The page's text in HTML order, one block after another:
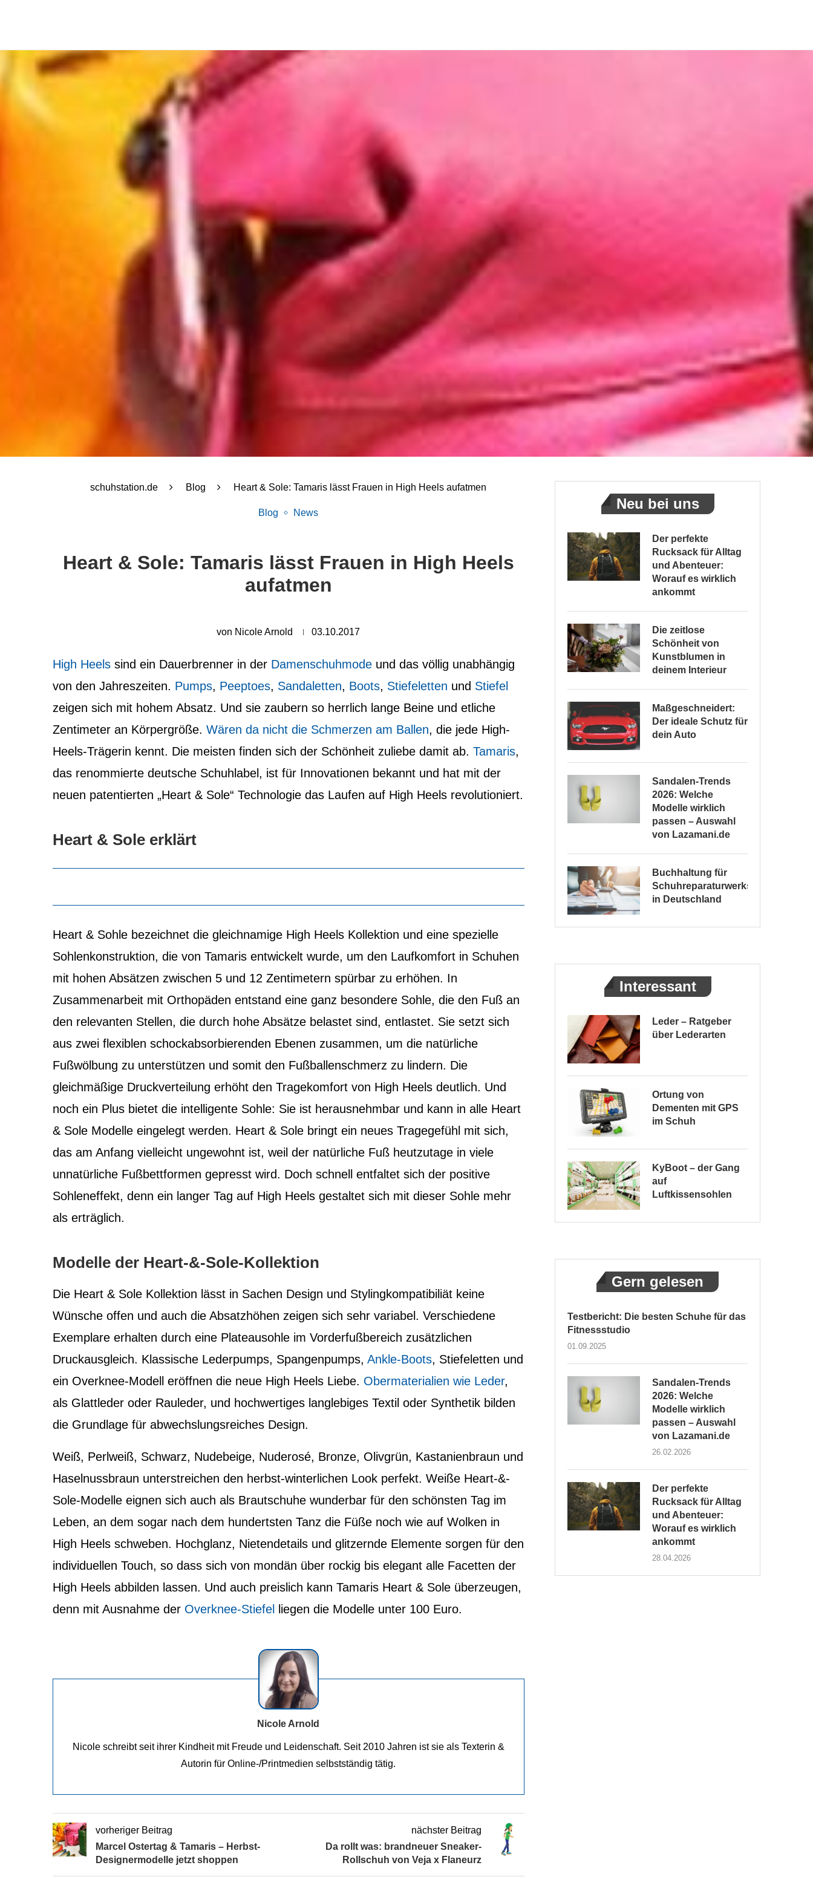
schuhstation.de Blog Heart & Sole: Tamaris lässt Frauen in High Heels aufatmen
Blog News
Heart & Sole: Tamaris lässt Frauen in High Heels
aufatmen
von Nicole Arnold 03.10.2017
High Heels sind ein Dauerbrenner in der Damenschuhmode und das völlig unabhängig
von den Jahreszeiten. Pumps, Peeptoes, Sandaletten, Boots, Stiefeletten und Stiefel
zeigen sich mit hohem Absatz. Und sie zaubern so herrlich lange Beine und etliche
Zentimeter an Körpergröße. Wären da nicht die Schmerzen am Ballen, die jede High-
Heels-Trägerin kennt. Die meisten finden sich der Schönheit zuliebe damit ab. Tamaris,
das renommierte deutsche Schuhlabel, ist für Innovationen bekannt und hat mit der
neuen patentierten „Heart & Sole“ Technologie das Laufen auf High Heels revolutioniert.
Heart & Sole erklärt
Heart & Sohle bezeichnet die gleichnamige High Heels Kollektion und eine spezielle
Sohlenkonstruktion, die von Tamaris entwickelt wurde, um den Laufkomfort in Schuhen
mit hohen Absätzen zwischen 5 und 12 Zentimetern spürbar zu erhöhen. In
Zusammenarbeit mit Orthopäden entstand eine ganz besondere Sohle, die den Fuß an
den relevanten Stellen, die durch hohe Absätze belastet sind, entlastet. Sie setzt sich
aus zwei flexiblen schockabsorbierenden Ebenen zusammen, um die natürliche
Fußwölbung zu unterstützen und somit den Fußballenschmerz zu lindern. Die
gleichmäßige Druckverteilung erhöht den Tragekomfort von High Heels deutlich. Und
noch ein Plus bietet die intelligente Sohle: Sie ist herausnehmbar und kann in alle Heart
& Sole Modelle eingelegt werden. Heart & Sole bringt ein neues Tragegefühl mit sich,
das am Anfang vielleicht ungewohnt ist, weil der natürliche Fuß heutzutage in viele
unnatürliche Fußbettformen gepresst wird. Doch schnell entfaltet sich der positive
Sohleneffekt, denn ein langer Tag auf High Heels gestaltet sich mit dieser Sohle mehr
als erträglich.
Modelle der Heart-&-Sole-Kollektion
Die Heart & Sole Kollektion lässt in Sachen Design und Stylingkompatibiliät keine
Wünsche offen und auch die Absatzhöhen zeigen sich sehr variabel. Verschiedene
Exemplare erhalten durch eine Plateausohle im Vorderfußbereich zusätzlichen
Druckausgleich. Klassische Lederpumps, Spangenpumps, Ankle-Boots, Stiefeletten und
ein Overknee-Modell eröffnen die neue High Heels Liebe. Obermaterialien wie Leder,
als Glattleder oder Rauleder, und hochwertiges langlebiges Textil oder Synthetik bilden
die Grundlage für abwechslungsreiches Design.
Weiß, Perlweiß, Schwarz, Nudebeige, Nuderosé, Bronze, Olivgrün, Kastanienbraun und
Haselnussbraun unterstreichen den herbst-winterlichen Look perfekt. Weiße Heart-&-
Sole-Modelle eignen sich auch als Brautschuhe wunderbar für den schönsten Tag im
Leben, an dem sogar nach dem hundertsten Tanz die Füße noch wie auf Wolken in
High Heels schweben. Hochglanz, Nietendetails und glitzernde Elemente sorgen für den
individuellen Touch, so dass sich von mondän über rockig bis elegant alle Facetten der
High Heels abbilden lassen. Und auch preislich kann Tamaris Heart & Sole überzeugen,
denn mit Ausnahme der Overknee-Stiefel liegen die Modelle unter 100 Euro.
Nicole Arnold
Nicole schreibt seit ihrer Kindheit mit Freude und Leidenschaft. Seit 2010 Jahren ist sie als Texterin &
Autorin für Online-/Printmedien selbstständig tätig.
vorheriger Beitrag
Marcel Ostertag & Tamaris – Herbst-
Designermodelle jetzt shoppen
nächster Beitrag
Da rollt was: brandneuer Sneaker-
Rollschuh von Veja x Flaneurz
Neu bei uns
Der perfekte
Rucksack für Alltag
und Abenteuer:
Worauf es wirklich
ankommt
Die zeitlose
Schönheit von
Kunstblumen in
deinem Interieur
Maßgeschneidert:
Der ideale Schutz für
dein Auto
Sandalen-Trends
2026: Welche
Modelle wirklich
passen – Auswahl
von Lazamani.de
Buchhaltung für
Schuhreparaturwerkstätten
in Deutschland
Interessant
Leder – Ratgeber
über Lederarten
Ortung von
Dementen mit GPS
im Schuh
KyBoot – der Gang
auf
Luftkissensohlen
Gern gelesen
Testbericht: Die besten Schuhe für das
Fitnessstudio
01.09.2025
Sandalen-Trends
2026: Welche
Modelle wirklich
passen – Auswahl
von Lazamani.de
26.02.2026
Der perfekte
Rucksack für Alltag
und Abenteuer:
Worauf es wirklich
ankommt
28.04.2026